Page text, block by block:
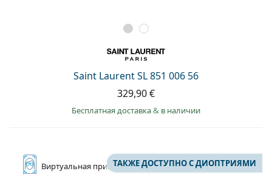
Saint Laurent SL 851 006 56
329,90 €
Бесплатная доставка& в наличии
Виртуальная примеркаТАКЖЕ ДОСТУПНО С ДИОПТРИЯМИ